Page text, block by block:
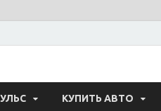
ForPost —
КУПИТЬ АВТО